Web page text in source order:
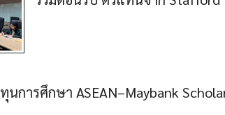
ทุนการศึกษา ASEAN–Maybank